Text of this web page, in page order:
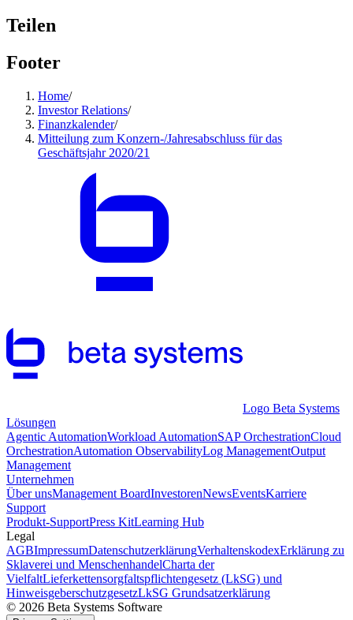
Teilen
Footer
Home/
Investor Relations/
Finanzkalender/
Mitteilung zum Konzern-/Jahresabschluss für das
Geschäftsjahr 2020/21
Logo Beta Systems
Lösungen
Agentic AutomationWorkload AutomationSAP OrchestrationCloud
OrchestrationAutomation ObservabilityLog ManagementOutput
Management
Unternehmen
Über unsManagement BoardInvestorenNewsEventsKarriere
Support
Produkt-SupportPress KitLearning Hub
Legal
AGBImpressumDatenschutzerklärungVerhaltenskodexErklärung zu
Sklaverei und MenschenhandelCharta der
VielfaltLieferkettensorgfaltspflichtengesetz (LkSG) und
HinweisgeberschutzgesetzLkSG Grundsatzerklärung
© 2026 Beta Systems Software